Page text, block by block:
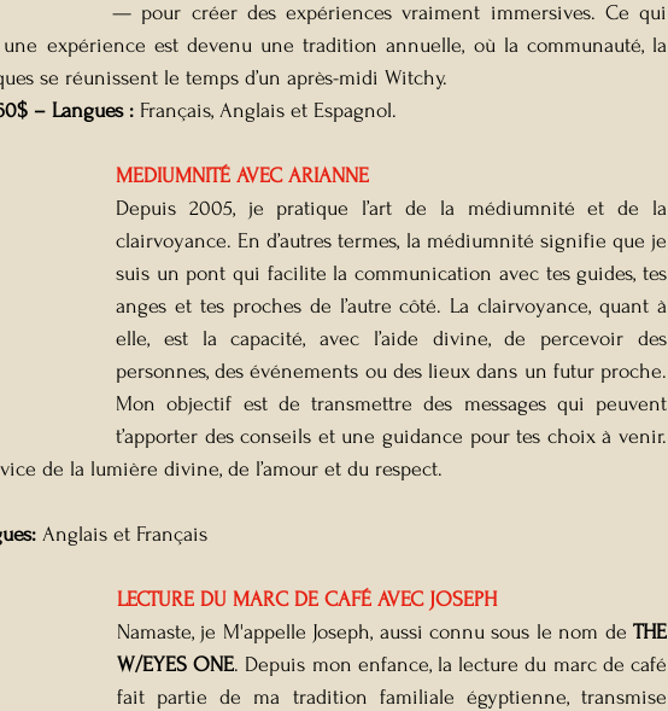
— pour créer des expériences vraiment immersives. Ce qui
expérience est devenu une tradition annuelle, où la communauté, la
se réunissent le temps d’un après-midi Witchy.
– Langues : Français, Anglais et Espagnol.
MEDIUMNITÉ AVEC ARIANNE
Depuis 2005, je pratique l’art de la médiumnité et de la
clairvoyance. En d’autres termes, la médiumnité signifie que je
suis un pont qui facilite la communication avec tes guides, tes
anges et tes proches de l’autre côté. La clairvoyance, quant à
elle, est la capacité, avec l’aide divine, de percevoir des
personnes, des événements ou des lieux dans un futur proche.
Mon objectif est de transmettre des messages qui peuvent
t’apporter des conseils et une guidance pour tes choix à venir.
de la lumière divine, de l’amour et du respect.
Anglais et Français
LECTURE DU MARC DE CAFÉ AVEC JOSEPH
Namaste, je M'appelle Joseph, aussi connu sous le nom de THE
W/EYES ONE. Depuis mon enfance, la lecture du marc de café
fait partie de ma tradition familiale égyptienne, transmise